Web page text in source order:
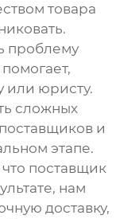
товара
проблему
или юристу.
сложных
и
этапе.
поставщик
нам
доставку,